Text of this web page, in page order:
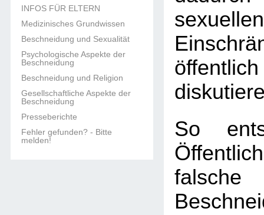
INFOS FÜR ELTERN
Medizinisches Grundwissen
Beschneidung und Sexualität
Psychologische Aspekte der
Beschneidung
Beschneidung und Religion
Gesellschaftliche Aspekte der
Beschneidung
Presseberichte
Fehler gefunden? - Bitte
melden!
sexuellen
So